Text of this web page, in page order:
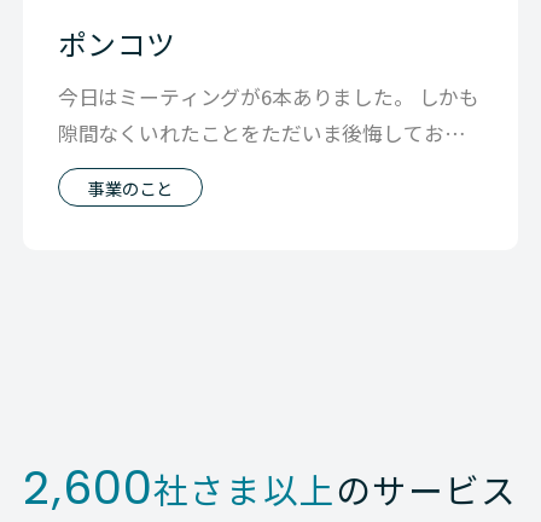
ポンコツ
今日はミーティングが6本ありました。 しかも
隙間なくいれたことをただいま後悔しており
ます。 話す内容も事業だったり、組織
事業のこと
2,600社さま以上のサービス